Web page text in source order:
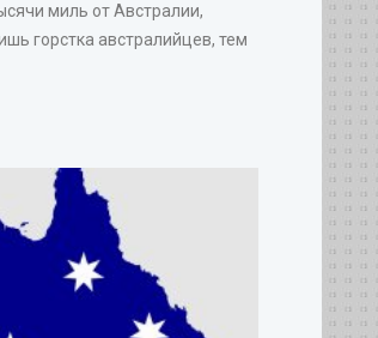
миль от Австралии,
горстка австралийцев, тем